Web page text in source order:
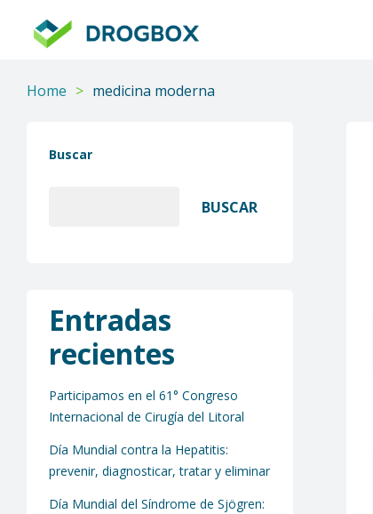
Home > medicina moderna
Buscar
BUSCAR
Entradas
recientes
Participamos en el 61° Congreso
Internacional de Cirugía del Litoral
Día Mundial contra la Hepatitis:
prevenir, diagnosticar, tratar y eliminar
Día Mundial del Síndrome de Sjögren: